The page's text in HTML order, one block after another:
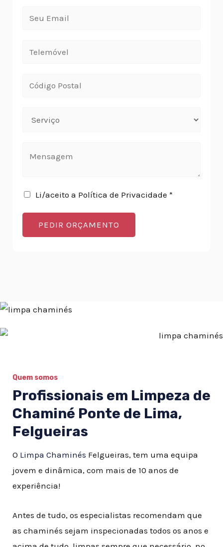
Li/aceito a Política de Privacidade *
PEDIR ORÇAMENTO
Quem somos
Profissionais em Limpeza de
Chaminé Ponte de Lima,
Felgueiras
O Limpa Chaminés Felgueiras, tem uma equipa
jovem e dinâmica, com mais de 10 anos de
experiência!
Antes de tudo, os especialistas recomendam que
as chaminés sejam inspecionadas todos os anos e